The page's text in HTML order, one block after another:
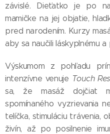
závislé. Dieťatko je po
mamičke na jej objatie,
pred narodením. Kurzy
aby sa naučili láskyplnému
Výskumom z pohľadu
intenzívne venuje Touch
sa, že masáž dojčiat
spomínaného vyzrievania
telíčka, stimuláciu trávenia,
živín, až po posilnenie